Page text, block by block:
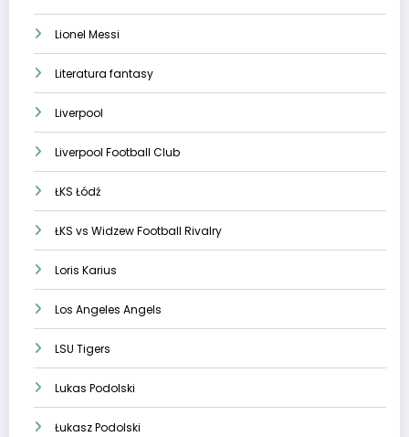
Lionel Messi
Literatura fantasy
Liverpool
Liverpool Football Club
ŁKS Łódź
ŁKS vs Widzew Football Rivalry
Loris Karius
Los Angeles Angels
LSU Tigers
Lukas Podolski
Łukasz Podolski